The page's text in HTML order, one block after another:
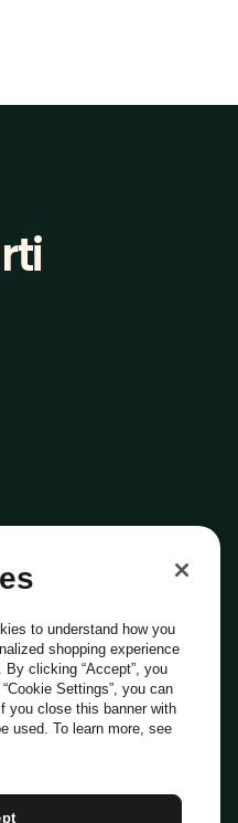
Cookie
Codice Etico
DPO: dpo@everli.com
to understand how you
shopping experience
clicking “Accept”, you
Settings”, you can
you close this banner with
used. To learn more, see